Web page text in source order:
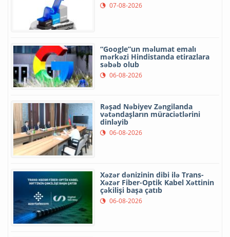
07-08-2026
“Google”un məlumat emalı
mərkəzi Hindistanda etirazlara
səbəb olub
06-08-2026
Rəşad Nəbiyev Zəngilanda
vətəndaşların müraciətlərini
dinləyib
06-08-2026
Xəzər dənizinin dibi ilə Trans-
Xəzər Fiber-Optik Kabel Xəttinin
çəkilişi başa çatıb
06-08-2026